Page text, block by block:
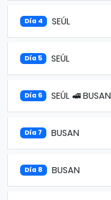
Día 4 SEÚL
Día 5 SEÚL
Día 6 SEÚL 🚅 BUSAN
Día 7 BUSAN
Día 8 BUSAN